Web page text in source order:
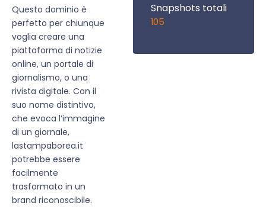
Questo dominio è
perfetto per chiunque
voglia creare una
piattaforma di notizie
online, un portale di
giornalismo, o una
rivista digitale. Con il
suo nome distintivo,
che evoca l’immagine
di un giornale,
lastampaborea.it
potrebbe essere
facilmente
trasformato in un
brand riconoscibile.
Snapshots totali
105